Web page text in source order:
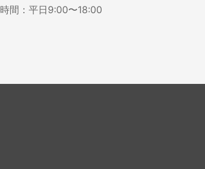
間：平日9:00〜18:00